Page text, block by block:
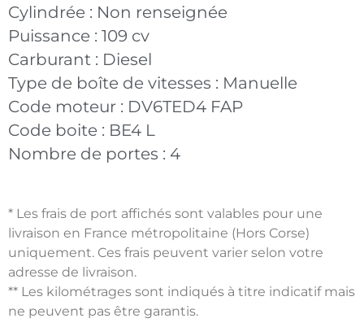
Cylindrée : Non renseignée
Puissance : 109 cv
Carburant : Diesel
Type de boîte de vitesses : Manuelle
Code moteur : DV6TED4 FAP
Code boite : BE4 L
Nombre de portes : 4
* Les frais de port affichés sont valables pour une
livraison en France métropolitaine (Hors Corse)
uniquement. Ces frais peuvent varier selon votre
adresse de livraison.
** Les kilométrages sont indiqués à titre indicatif mais
ne peuvent pas être garantis.